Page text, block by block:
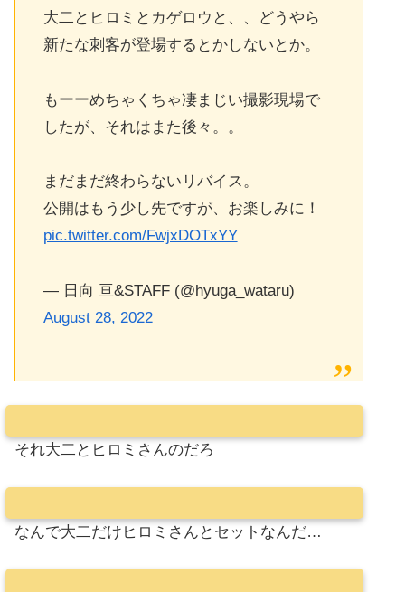
大二とヒロミとカゲロウと、、どうやら
新たな刺客が登場するとかしないとか。
もーーめちゃくちゃ凄まじい撮影現場で
したが、それはまた後々。。
まだまだ終わらないリバイス。
公開はもう少し先ですが、お楽しみに！
pic.twitter.com/FwjxDOTxYY
— 日向 亘&STAFF (@hyuga_wataru)
August 28, 2022
それ大二とヒロミさんのだろ
なんで大二だけヒロミさんとセットなんだ…